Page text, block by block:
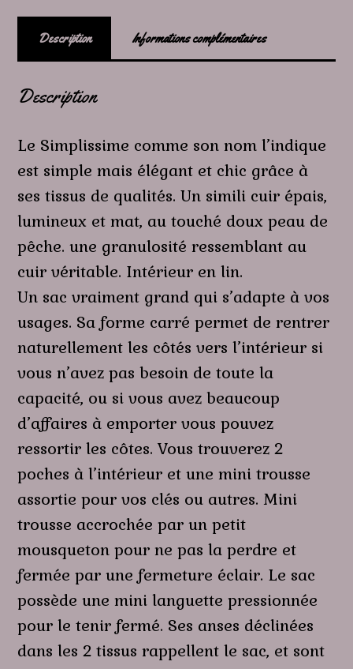
Description Informations complémentaires
Description
Le Simplissime comme son nom l’indique
est simple mais élégant et chic grâce à
ses tissus de qualités. Un simili cuir épais,
lumineux et mat, au touché doux peau de
pêche. une granulosité ressemblant au
cuir véritable. Intérieur en lin.
Un sac vraiment grand qui s’adapte à vos
usages. Sa forme carré permet de rentrer
naturellement les côtés vers l’intérieur si
vous n’avez pas besoin de toute la
capacité, ou si vous avez beaucoup
d’affaires à emporter vous pouvez
ressortir les côtes. Vous trouverez 2
poches à l’intérieur et une mini trousse
assortie pour vos clés ou autres. Mini
trousse accrochée par un petit
mousqueton pour ne pas la perdre et
fermée par une fermeture éclair. Le sac
possède une mini languette pressionnée
pour le tenir fermé. Ses anses déclinées
dans les 2 tissus rappellent le sac, et sont